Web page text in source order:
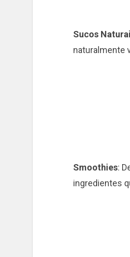
Sucos
naturalmente
Smoothies:
ingredientes